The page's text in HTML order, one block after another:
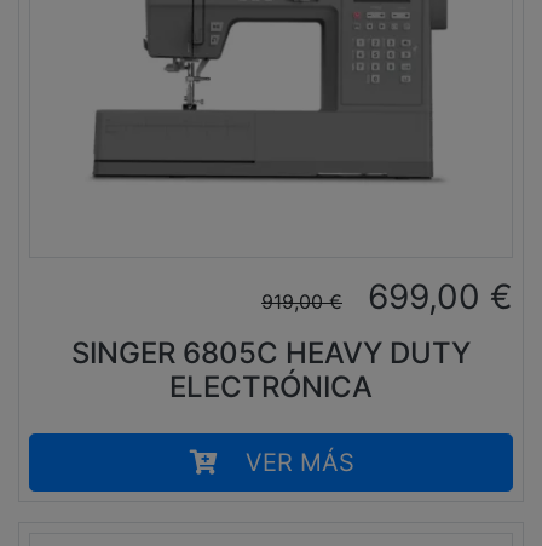
919,00 € 699,00 €
SINGER 6805C HEAVY DUTY
ELECTRÓNICA
VER MÁS